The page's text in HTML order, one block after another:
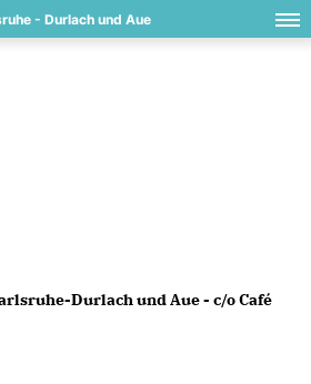
- Durlach und Aue
Durlach und Aue - c/o Café